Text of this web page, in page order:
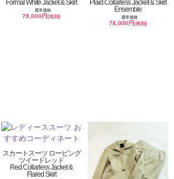
Formal White Jacket & Skirt
通常価格
78,000円(税別)
Plaid Collarless Jacket & Skirt
Ensemble
通常価格
78,000円(税別)
スカートスーツ ロービング
ツイードレッド
Red Collarless Jacket &
Flared Skirt